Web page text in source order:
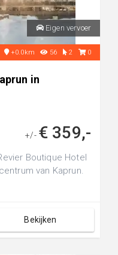
Eigen vervoer
+0.0km 56 2 0
in
+/- € 359,-
Boutique Hotel
van Kaprun.
Bekijken